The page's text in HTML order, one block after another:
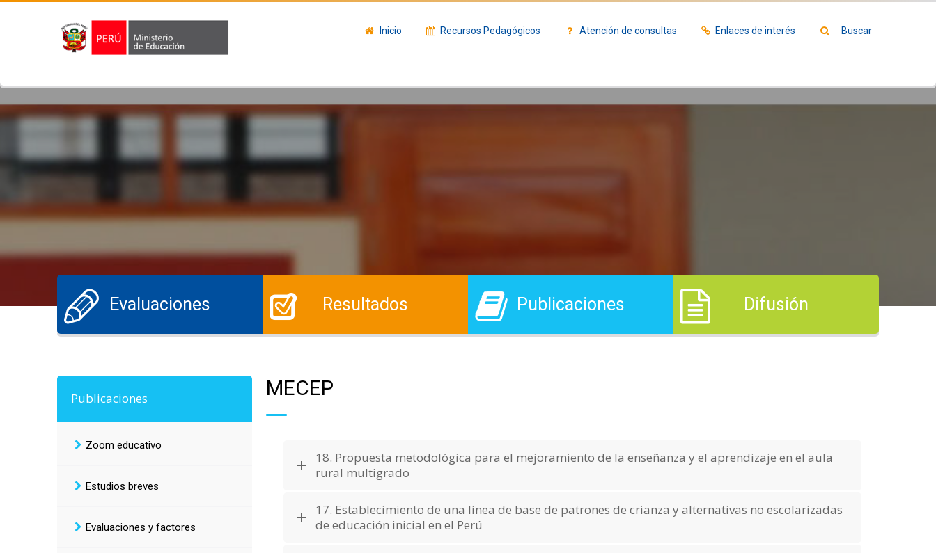
Inicio Recursos Pedagógicos Atención de consultas Enlaces de interés Buscar
Evaluaciones Resultados Publicaciones Difusión
Publicaciones
Zoom educativo
Estudios breves
Evaluaciones y factores
MECEP
18. Propuesta metodológica para el mejoramiento de la enseñanza y el aprendizaje en el aula
rural multigrado
17. Establecimiento de una línea de base de patrones de crianza y alternativas no escolarizadas
de educación inicial en el Perú